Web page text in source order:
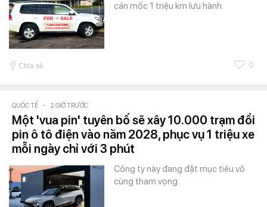
cán mốc 1 triệu km lưu hành.
Chia sẻ 0
QUỐC TẾ - 2 GIỜ TRƯỚC
Một 'vua pin' tuyên bố sẽ xây 10.000 trạm đổi
pin ô tô điện vào năm 2028, phục vụ 1 triệu xe
mỗi ngày chỉ với 3 phút
Công ty này đang đặt mục tiêu vô
cùng tham vọng.